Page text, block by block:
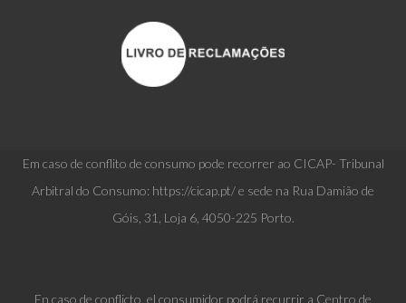
Em caso de conflito de consumo pode recorrer ao CICAP- Tribunal
Arbitral do Consumo: https://cicap.pt/ e sede na Rua Damião de
Góis, 31, Loja 6, 4050-225 Porto.
En caso de conflicto, el consumidor podrá recurrir a Centro de